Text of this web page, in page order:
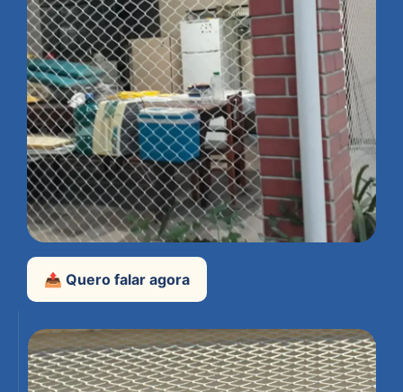
📤 Quero falar agora